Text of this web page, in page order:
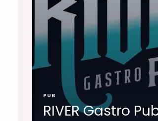
PUB
RIVER Gastro